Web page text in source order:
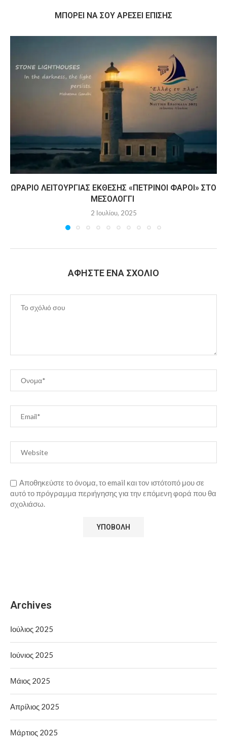
MΠΟΡΕΊ ΝΑ ΣΟΥ ΑΡΈΣΕΙ ΕΠΊΣΗΣ
ΩΡΆΡΙΟ ΛΕΙΤΟΥΡΓΊΑΣ ΈΚΘΕΣΗΣ «ΠΈΤΡΙΝΟΙ ΦΆΡΟΙ» ΣΤΟ
ΜΕΣΟΛΌΓΓΙ
2 Ιουλίου, 2025
ΑΦΉΣΤΕ ΈΝΑ ΣΧΌΛΙΟ
Αποθηκεύστε το όνομα, το email και τον ιστότοπό μου σε
αυτό το πρόγραμμα περιήγησης για την επόμενη φορά που θα
σχολιάσω.
Archives
Ιούλιος 2025
Ιούνιος 2025
Μάιος 2025
Απρίλιος 2025
Μάρτιος 2025